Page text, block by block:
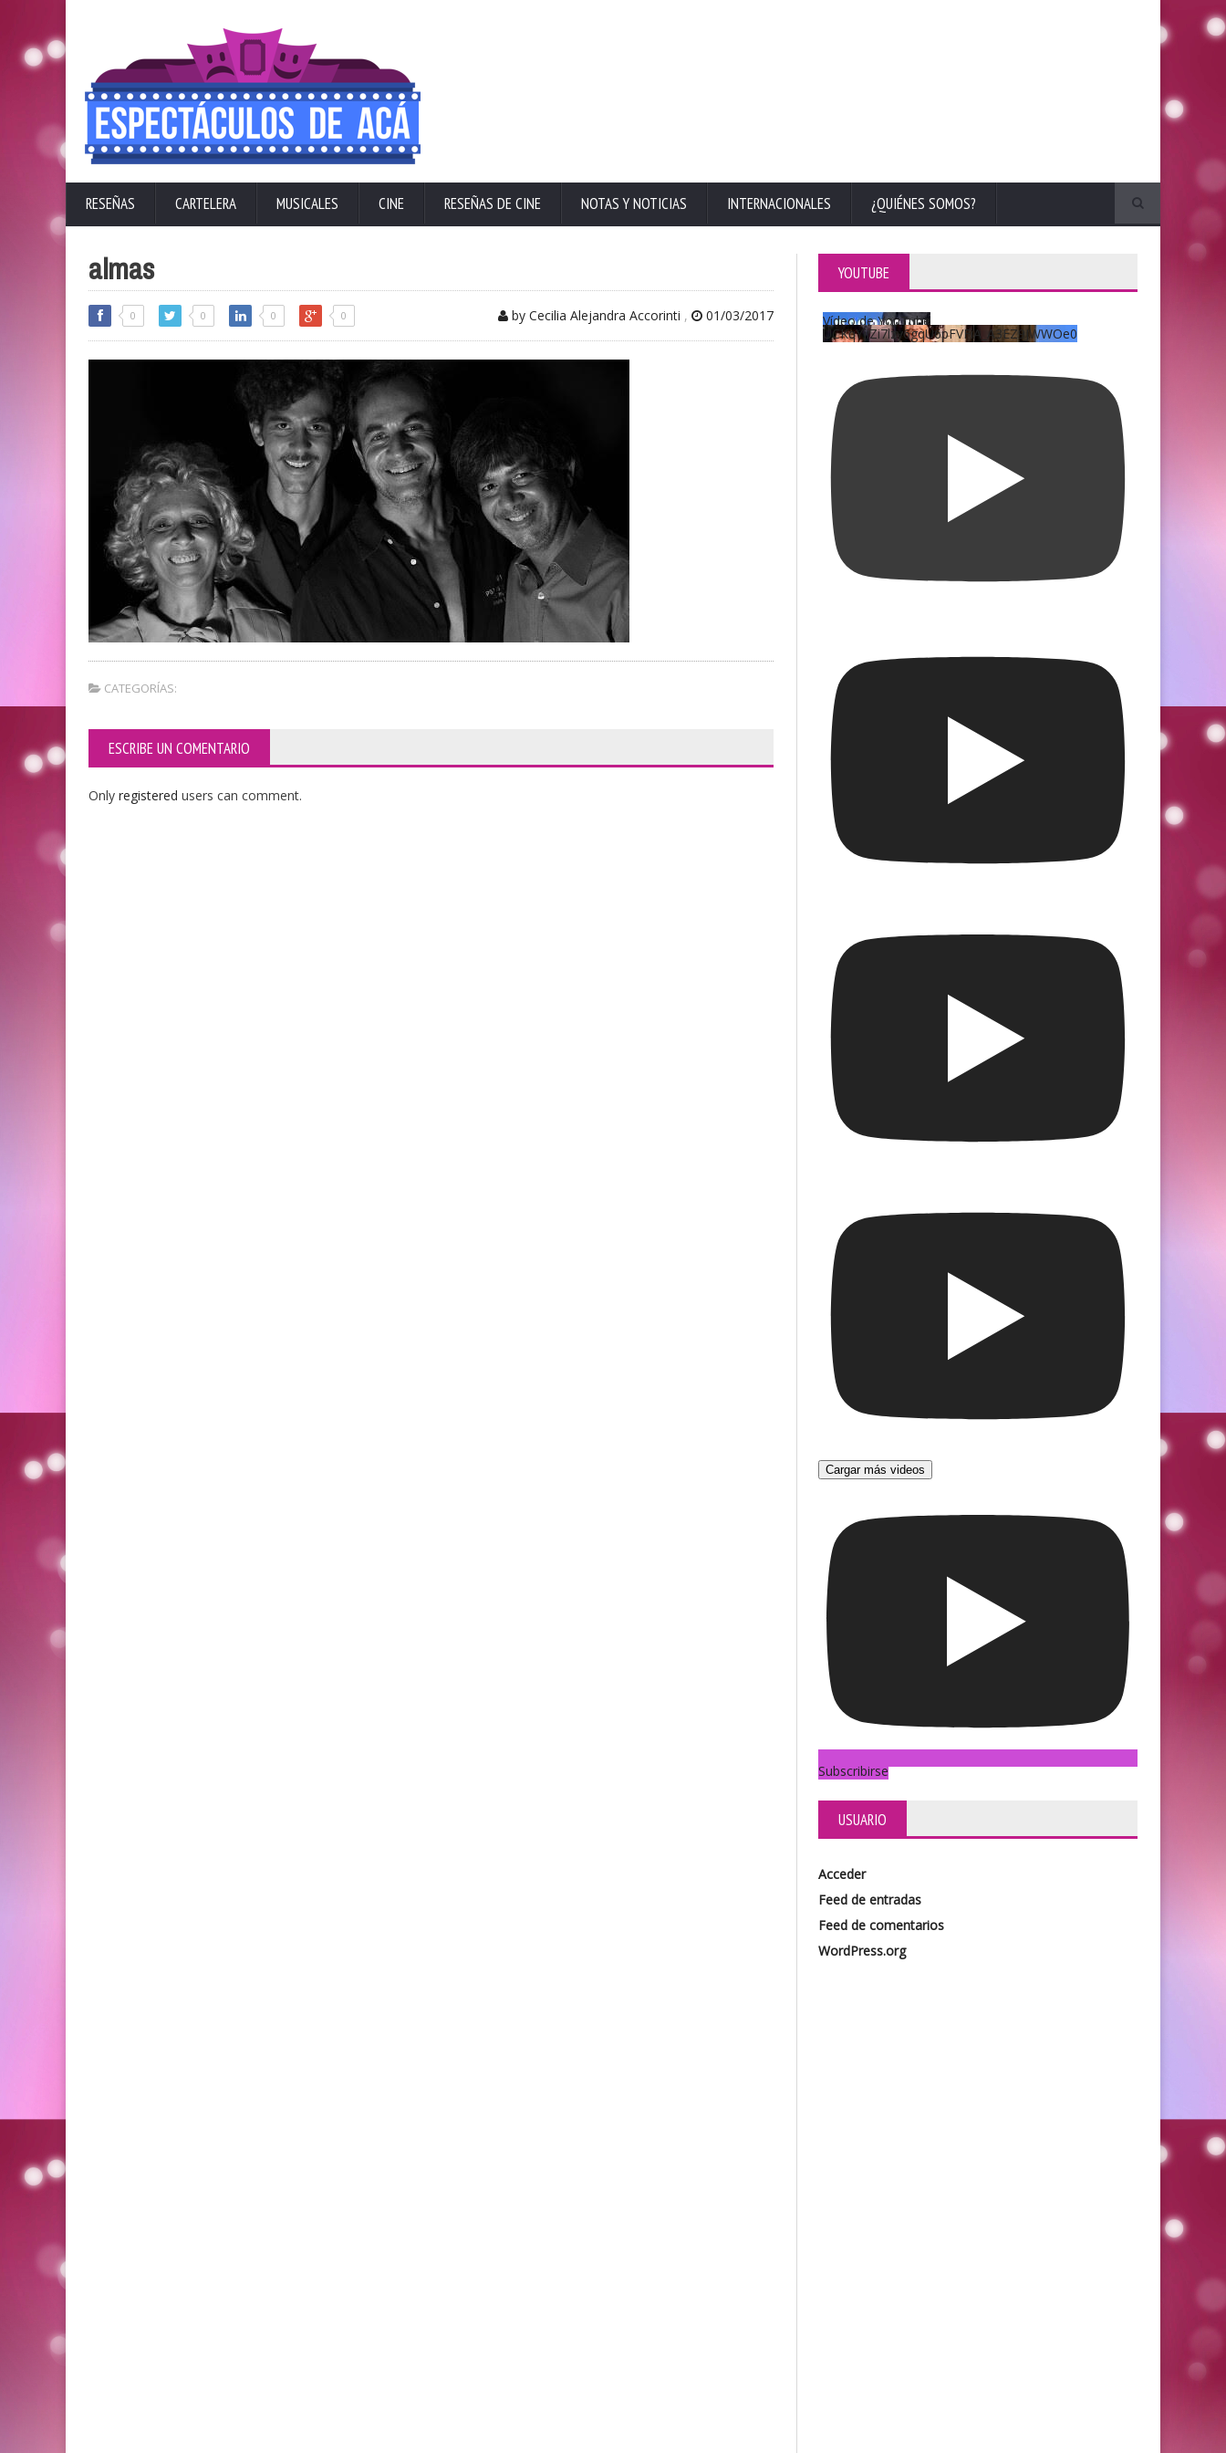
RESEÑAS CARTELERA MUSICALES CINE RESEÑAS DE CINE NOTAS Y NOTICIAS INTERNACIONALES ¿QUIÉNES SOMOS?
almas
0 0 0 0 by Cecilia Alejandra Accorinti , 01/03/2017
CATEGORÍAS:
ESCRIBE UN COMENTARIO
Only registered users can comment.
YOUTUBE
Vídeo de YouTube
UCKqYjiZi7lzy6gqU6pFVFiA_A3EZ9JWWOe0
Cargar más videos
Subscribirse
USUARIO
Acceder
Feed de entradas
Feed de comentarios
WordPress.org